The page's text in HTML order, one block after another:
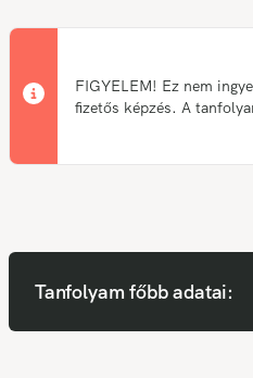
FIGYELEM! Ez nem
fizetős képzés. A
Tanfolyam főbb adatai: